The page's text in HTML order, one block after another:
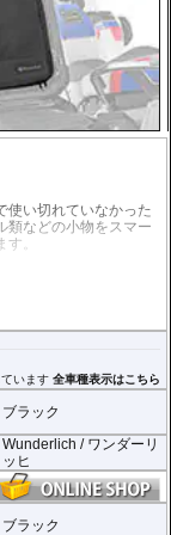
使い切れていなかった
類などの小物をスマー
。
工具類もひとまとめ
トラックとは異な
るだけのシンプル設
早く取り外し可能で
ています全車種表示はこちら
ブラック
Wunderlich / ワンダーリ
ッヒ
ブラック